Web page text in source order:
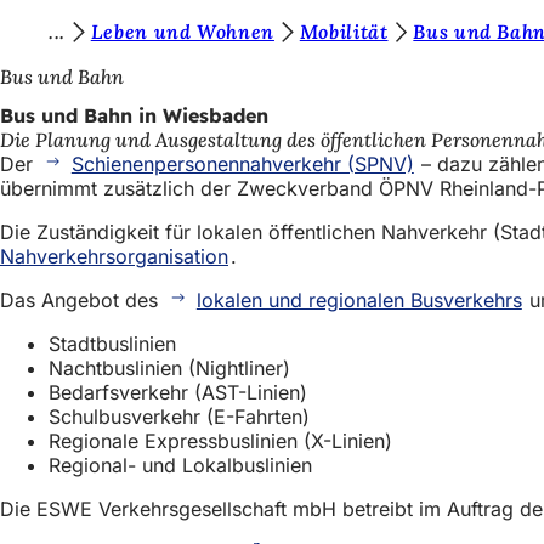
Inhalt anspringen
i
e
b
e
f
i
n
c
Leben und Wohnen Mobilität
Bus und
Bus und Bahn
Bus und Bahn in Wiesbaden
Die Planung und Ausgestaltung des öffentlichen
Der
Schienenpersonennahverkehr (SPNV) – dazu
übernimmt zusätzlich der Zweckverband ÖPNV
Die Zuständigkeit für lokalen öffentlichen Nahverkehr
Nahverkehrsorganisation.
Das Angebot des
lokalen und regionalen Busverkehrs
Stadtbuslinien
Nachtbuslinien (Nightliner)
Bedarfsverkehr (AST-Linien)
Schulbusverkehr (E-Fahrten)
Regionale Expressbuslinien (X-Linien)
Regional- und Lokalbuslinien
Die ESWE Verkehrsgesellschaft mbH betreibt im Auftrag